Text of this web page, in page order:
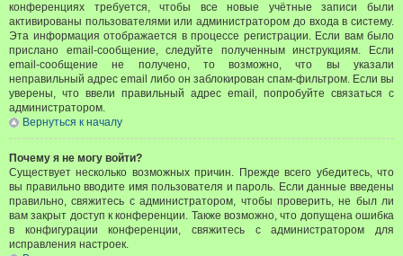
конференциях требуется, чтобы все новые учётные записи были
активированы пользователями или администратором до входа в систему.
Эта информация отображается в процессе регистрации. Если вам было
прислано email-сообщение, следуйте полученным инструкциям. Если
email-сообщение не получено, то возможно, что вы указали
неправильный адрес email либо он заблокирован спам-фильтром. Если вы
уверены, что ввели правильный адрес email, попробуйте связаться с
администратором.
Вернуться к началу
Почему я не могу войти?
Существует несколько возможных причин. Прежде всего убедитесь, что
вы правильно вводите имя пользователя и пароль. Если данные введены
правильно, свяжитесь с администратором, чтобы проверить, не был ли
вам закрыт доступ к конференции. Также возможно, что допущена ошибка
в конфигурации конференции, свяжитесь с администратором для
исправления настроек.